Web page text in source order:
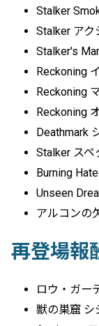
Stalker
Stalker アク
Stalker's
Reckoning
Reckoning
Reckoning
Deathmark
Stalker スペ
Burning
Unseen
アルコンの
再登場報
ロウ・ガー
獣の巣窟 シ